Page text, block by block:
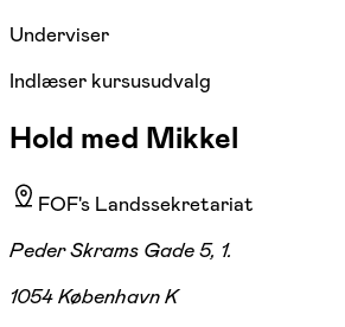
Underviser
Indlæser kursusudvalg
Hold med Mikkel
FOF's Landssekretariat
Peder Skrams Gade 5, 1.
1054 København K